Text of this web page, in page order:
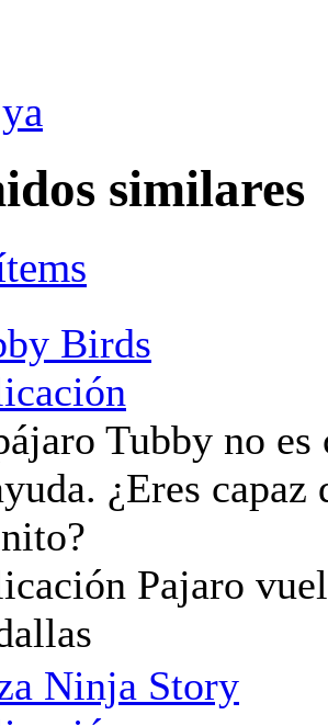
similares
Birds
Tubby no
¿Eres
Pajaro
Ninja Story